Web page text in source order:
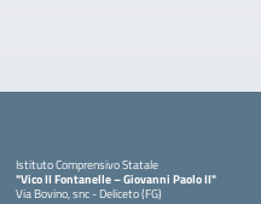
Istituto Comprensivo Statale
"Vico II Fontanelle – Giovanni Paolo II"
Via Bovino, snc - Deliceto (FG)